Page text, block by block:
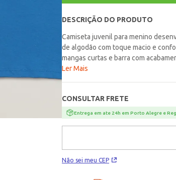
DESCRIÇÃO DO PRODUTO
Camiseta juvenil para menino
de algodão com toque macio e
mangas curtas e barra com
fica por conta da estampa na parte
Ler Mais
CONSULTAR FRETE
Entrega em ate 24h em Porto Alegre e
Não sei meu CEP